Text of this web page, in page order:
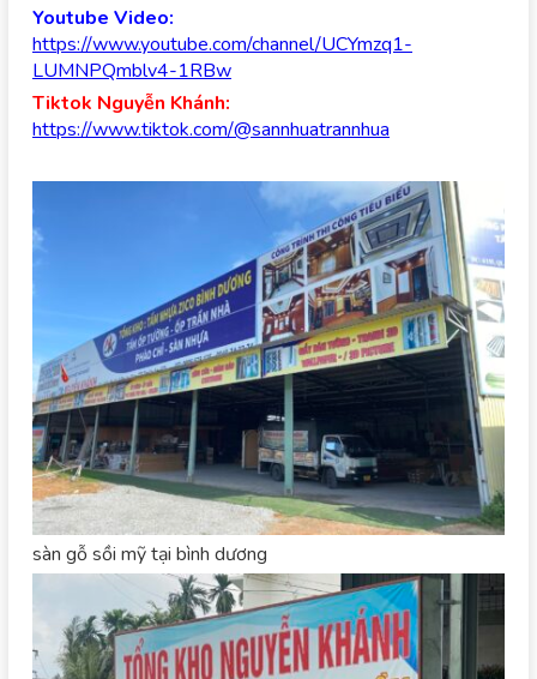
Youtube Video:
https://www.youtube.com/channel/UCYmzq1-
LUMNPQmblv4-1RBw
Tiktok Nguyễn Khánh:
https://www.tiktok.com/@sannhuatrannhua
sàn gỗ sồi mỹ tại bình dương